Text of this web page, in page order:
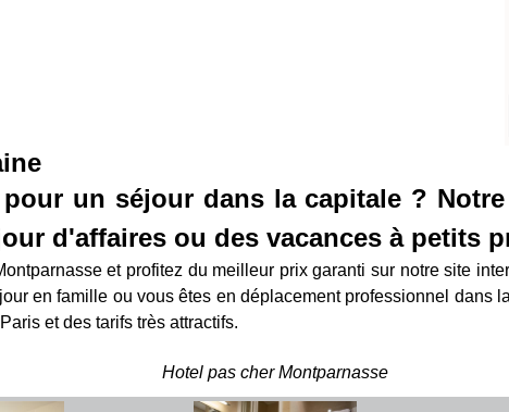
un séjour dans la capitale ?
d'affaires ou des vacances à petits
et profitez du meilleur prix garanti sur notre site
en famille ou vous êtes en déplacement professionnel dans
et des tarifs très attractifs.
Hotel pas cher Montparnasse